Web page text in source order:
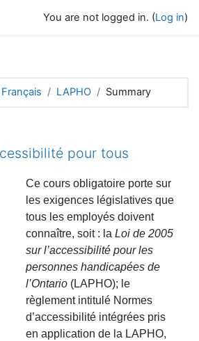
You are not logged in. (Log in)
Français LAPHO Summary
pour tous
Ce cours obligatoire porte sur
les exigences législatives que
tous les employés doivent
connaître, soit : la Loi de 2005
sur l’accessibilité pour les
personnes handicapées de
l’Ontario(LAPHO); le
règlement intitulé Normes
d’accessibilité intégrées pris
en application de la LAPHO,